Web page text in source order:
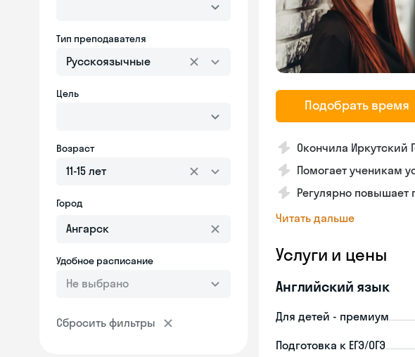
Тип преподавателя
Русскоязычные
Цель
Возраст
11-15 лет
Город
Удобное расписание
Не выбрано
Сбросить фильтры
Подобрать время
Окончила Иркутский
Помогает ученикам
Регулярно повышает
Читать дальше
Услуги и цены
Английский язык
Для детей - премиум
Подготовка к ЕГЭ/ОГЭ